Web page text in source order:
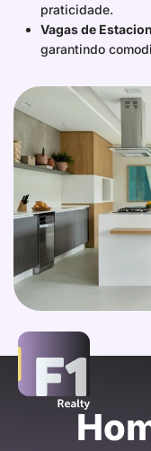
praticidade.
Vagas de
garantindo